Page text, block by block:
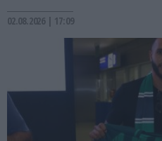
02.08.2026 | 17:09